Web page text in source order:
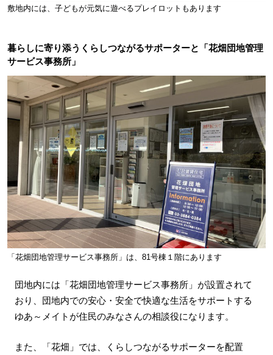
敷地内には、子どもが元気に遊べるプレイロットもあります
暮らしに寄り添うくらしつながるサポーターと「花畑団地管理
サービス事務所」
「花畑団地管理サービス事務所」は、81号棟１階にあります
団地内には「花畑団地管理サービス事務所」が設置されて
おり、団地内での安心・安全で快適な生活をサポートする
ゆあ～メイトが住民のみなさんの相談役になります。
また、「花畑」では、くらしつながるサポーターを配置